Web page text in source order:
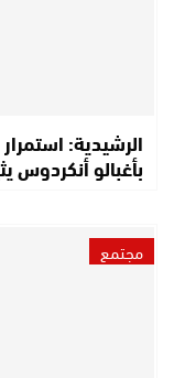
الرشيدية:
بأغبالو
مجتمع